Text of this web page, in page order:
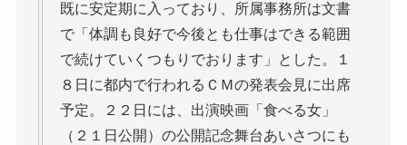
既に安定期に入っており、所属事務所は文書
で「体調も良好で今後とも仕事はできる範囲
で続けていくつもりでおります」とした。１
８日に都内で行われるＣＭの発表会見に出席
予定。２２日には、出演映画「食べる女」
（２１日公開）の公開記念舞台あいさつにも